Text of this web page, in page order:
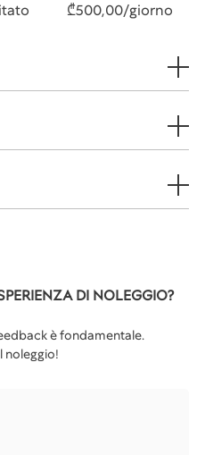
₾500,00/giorno
DI NOLEGGIO?
è fondamentale.
noleggio!